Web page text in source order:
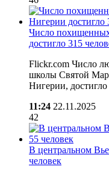
Число
достигло 315
Flickr.com Число
школы Святой
Нигерии, достигло
11:24 22.11.2025
42
В центральном
человек